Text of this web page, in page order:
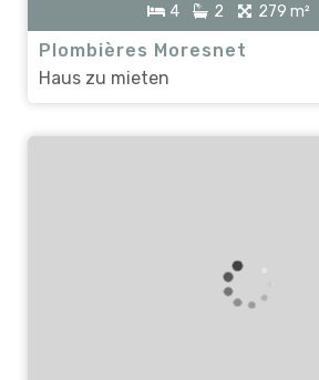
4 2 279 m²
Plombières Moresnet
Haus zu mieten